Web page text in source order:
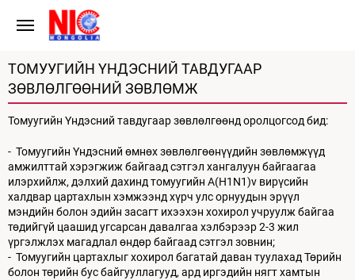
ТОМУУГИЙН ҮНДЭСНИЙ ТАВДУГААР
ЗӨВЛӨЛГӨӨНИЙ ЗӨВЛӨМЖ
Томуугийн Үндэсний тавдугаар зөвлөлгөөнд оролцогсод бид:
- Томуугийн Үндэсний өмнөх зөвлөлгөөнүүдийн зөвлөмжүүд
амжилттай хэрэгжиж байгаад сэтгэл хангалуун байгаагаа
илэрхийлж, дэлхий дахинд томуугийн A(H1N1)v вирүсийн
халдвар цартахлын хэмжээнд хүрч улс орнуудын эрүүл
мэндийн болон эдийн засагт ихээхэн хохирол учруулж байгаа
төдийгүй цаашид угсарсан давалгаа хэлбэрээр 2-3 жил
үргэлжлэх магадлал өндөр байгаад сэтгэл зовнин;
- Томуугийн цартахлыг хохирол багатай даван туулахад Төрийн
болон төрийн бус байгууллагууд, ард иргэдийн нягт хамтын